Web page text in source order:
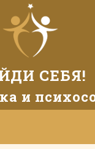
СЕБЯ!
и